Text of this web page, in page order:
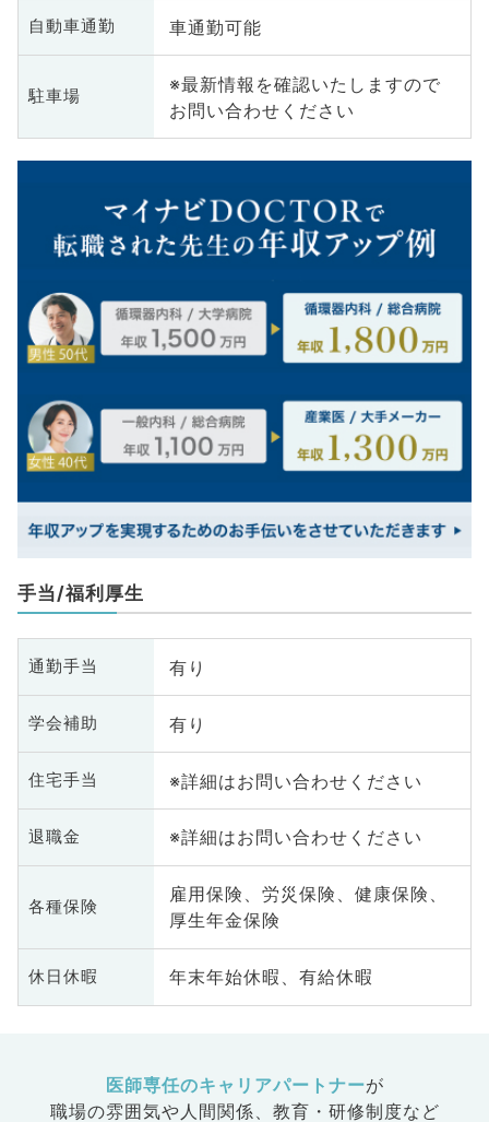
自動車通勤 車通勤可能
駐車場
※最新情報を確認いたしますので
お問い合わせください
手当/福利厚生
通勤手当 有り
学会補助 有り
住宅手当 ※詳細はお問い合わせください
退職金 ※詳細はお問い合わせください
各種保険
雇用保険、労災保険、健康保険、
厚生年金保険
休日休暇 年末年始休暇、有給休暇
医師専任のキャリアパートナーが
職場の雰囲気や人間関係、 教育・研修制度など